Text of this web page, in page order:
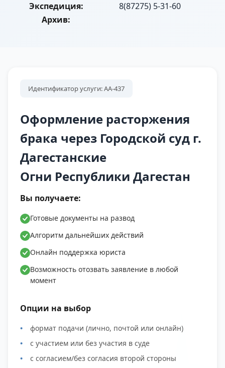
Экспедиция:
8(87275) 5-31-60
Архив:
Идентификатор услуги: АА-437
Оформление расторжения
брака через Городской суд г.
Дагестанские
Огни Республики Дагестан
Вы получаете:
Готовые документы на развод
Алгоритм дальнейших действий
Онлайн поддержка юриста
Возможность отозвать заявление в любой
момент
Опции на выбор
формат подачи (лично, почтой или онлайн)
с участием или без участия в суде
с согласием/без согласия второй стороны